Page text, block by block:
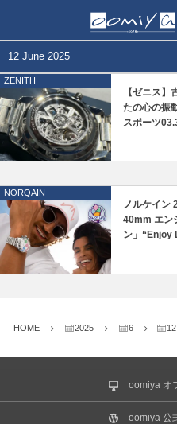
12 June 2025
ZENITH
【ゼニス
たの心の振
スポーツ
NORQAIN
ノルケイン
40mm エン
ン」“Enjoy
HOME 2025 6 12
oomiya オ
oomiya 公
BELL&ROSS
BLANCPAIN
EDOX
GIRARD-PERREGAUX
IWC
和歌山本店
心斎橋店
鹿児島店
ブライトリング ブティック 大阪
ゼニス ブティック大阪